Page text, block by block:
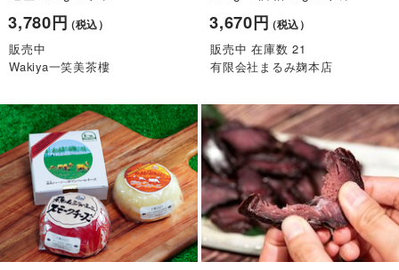
3,780円（税込）
販売中
Wakiya一笑美茶樓
3,670円（税込）
販売中 在庫数 21
有限会社まるみ麹本店